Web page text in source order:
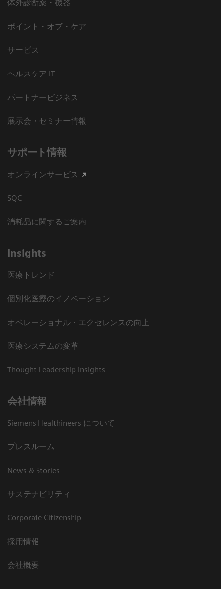
体外診断薬・機器
ポイント・オブ・ケア
サービス
ヘルスケア IT
パートナービジネス
展示会・セミナー情報
サポート情報
オンラインサービス
SQC
消耗品に関するご案内
Insights
医療トレンド
個別化医療のイノベーション
オペレーショナル・エクセレンスの向上
医療システムの変革
Thought Leadership insights
会社情報
Siemens Healthineers について
プレスルーム
News & Stories
サステナビリティ
Corporate Citizenship
採用情報
会社概要